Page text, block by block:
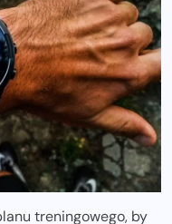
treningowego, by